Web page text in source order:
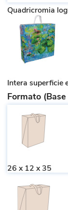
Quadricromia
Intera superficie
Formato
26 x 12 x 35